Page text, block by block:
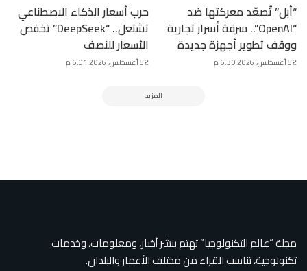
“أبل” تُصعّد معركتها ضد
“OpenAI”.. سرقة أسرار تجارية
ووقف تطوير أجهزة جديدة
5 أغسطس، 2026 6:30 م
حرب أسعار الذكاء الاصطناعي
تشتعل.. “DeepSeek” تخفض
الأسعار للنصف
5 أغسطس، 2026 6:01 م
المزيد
مجلة “عالم التكنولوجيا” تهتم بنشر أخبار، ومعلومات، وخدمات
تكنولوجية، تناسب القراء من مختلف الأعمار والبلدان.